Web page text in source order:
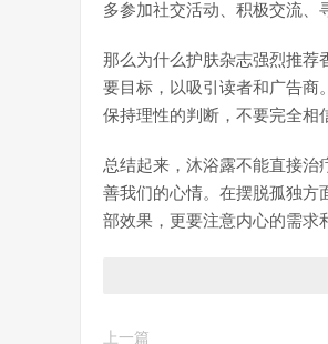
多参加社交活动、积极交流、
那么为什么护肤杂志强烈推荐
要目标，以吸引读者和广告商
保持理性的判断，不要完全相
总结起来，沐浴露不能直接治
善我们的心情。在摆脱孤独方
部效果，更要注意内心的需求
上一篇